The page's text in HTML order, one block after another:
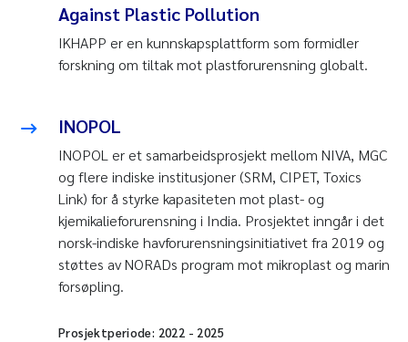
Against Plastic Pollution
IKHAPP er en kunnskapsplattform som formidler
forskning om tiltak mot plastforurensning globalt.
INOPOL
INOPOL er et samarbeidsprosjekt mellom NIVA, MGC
og flere indiske institusjoner (SRM, CIPET, Toxics
Link) for å styrke kapasiteten mot plast- og
kjemikalieforurensning i India. Prosjektet inngår i det
norsk-indiske havforurensningsinitiativet fra 2019 og
støttes av NORADs program mot mikroplast og marin
forsøpling.
Prosjektperiode: 2022 - 2025